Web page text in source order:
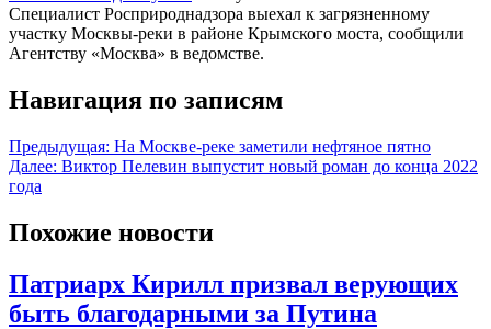
Специалист Росприроднадзора выехал к загрязненному
участку Москвы-реки в районе Крымского моста, сообщили
Агентству «Москва» в ведомстве.
Навигация по записям
Предыдущая: На Москве-реке заметили нефтяное пятно
Далее: Виктор Пелевин выпустит новый роман до конца 2022
года
Похожие новости
Патриарх Кирилл призвал верующих
быть благодарными за Путина